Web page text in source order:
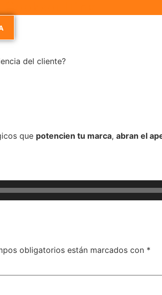
del cliente?
que potencien tu marca, abran el
obligatorios están marcados con *